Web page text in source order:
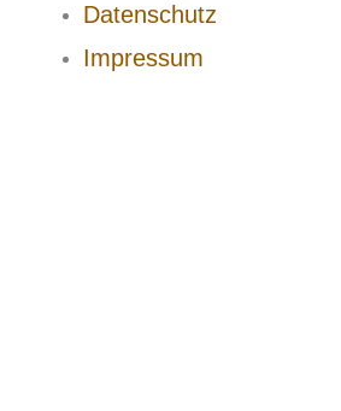
Datenschutz
Impressum